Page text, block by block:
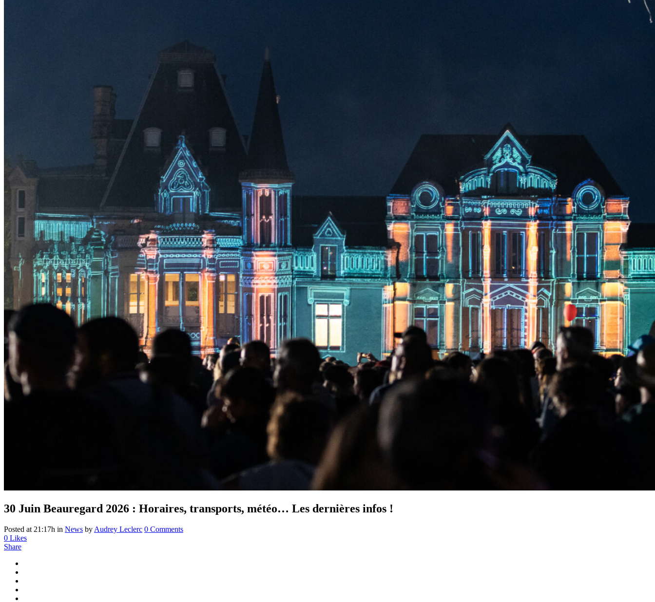
30 Juin Beauregard 2026 : Horaires, transports, météo… Les dernières infos !
Posted at 21:17h in News by Audrey Leclerc 0 Comments
0 Likes
Share